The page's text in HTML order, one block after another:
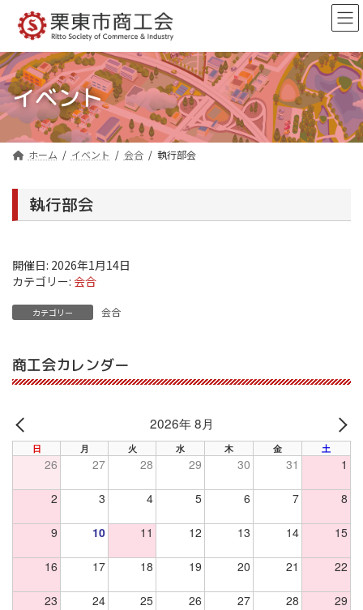
ン
ツ
へ
ス
キ
ッ
ー
シ
ョ
ン
に
移
イベント
ホーム イベント 会合 執行部会
執行部会
開催日: 2026年1月14日
カテゴリー: 会合
カテゴリー 会合
商工会カレンダー
PREV
2026年 8月
日 月 火 水 木 金 土
26 27 28 29 30 31 1
2 3 4 5 6 7 8
9 10 11 12 13 14 15
16 17 18 19 20 21 22
23 24 25 26 27 28 29